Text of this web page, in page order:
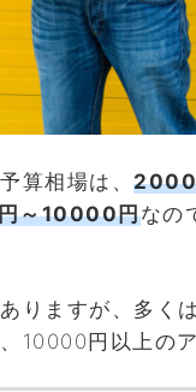
算相場は、 2000
～10000円なの
りますが、多く
10000円以上の